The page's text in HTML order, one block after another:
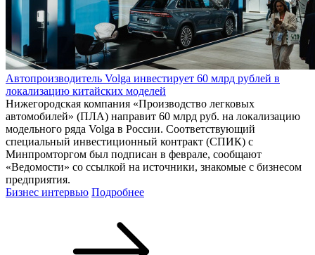
Автопроизводитель Volga инвестирует 60 млрд рублей в
локализацию китайских моделей
Нижегородская компания «Производство легковых
автомобилей» (ПЛА) направит 60 млрд руб. на локализацию
модельного ряда Volga в России. Соответствующий
специальный инвестиционный контракт (СПИК) с
Минпромторгом был подписан в феврале, сообщают
«Ведомости» со ссылкой на источники, знакомые с бизнесом
предприятия.
Бизнес интервью Подробнее